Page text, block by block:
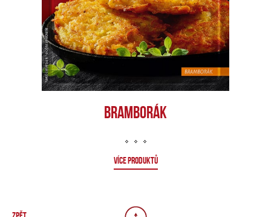
BRAMBORÁK
VÍCE PRODUKTŮ